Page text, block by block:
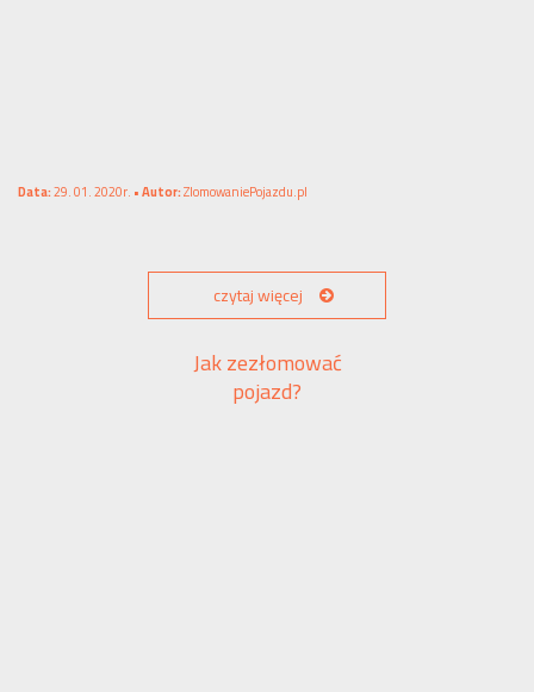
Data:29. 01. 2020r. •Autor:ZlomowaniePojazdu.pl
czytaj więcej
Jak zezłomować
pojazd?